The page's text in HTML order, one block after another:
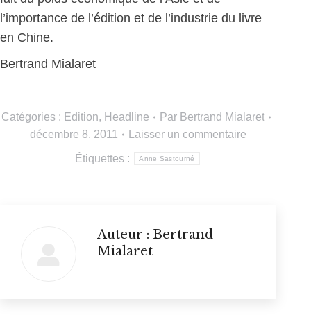
l’importance de l’édition et de l’industrie du livre
en Chine.
Bertrand Mialaret
Catégories : Edition, Headline Par Bertrand Mialaret
décembre 8, 2011
Laisser un commentaire
Étiquettes : Anne Sastourné
Auteur : Bertrand
Mialaret